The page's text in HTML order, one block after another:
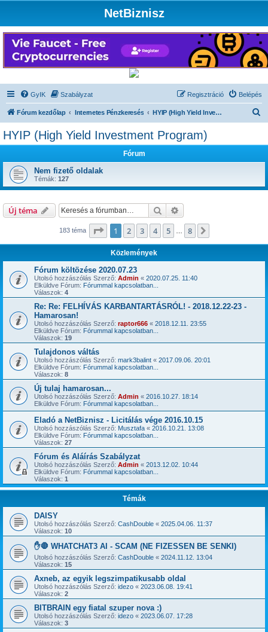
NetBiznisz
GyIK Szabályzat Belépés
Regisztráció
Fórum kezdőlap Internetes Pénzkeresés HYIP (High Yield Investment Program)
HYIP (High Yield Investment Program)
Fórum
Nem fizető oldalak
Témák: 127
Új téma Keresés
183 téma Oldal:1 8
1 2 3 4 5 8
Közlemények
Fórum költözése 2020.07.23
Utolsó hozzászólás Szerző: Admin « 2020.07.25. 11:40
Elküldve Fórum: Fórummal kapcsolatban...
Válaszok: 4
Re: Re: FELHÍVÁS KARBANTARTÁSRÓL! - 2018.12.22-23 -
Hamarosan!
Utolsó hozzászólás Szerző: raptor666 « 2018.12.11. 23:55
Elküldve Fórum: Fórummal kapcsolatban...
Válaszok: 19
Tulajdonos váltás
Utolsó hozzászólás Szerző: mark3balint « 2017.09.06. 20:01
Elküldve Fórum: Fórummal kapcsolatban...
Válaszok: 8
Új tulaj hamarosan...
Utolsó hozzászólás Szerző: Admin « 2016.10.27. 18:14
Elküldve Fórum: Fórummal kapcsolatban...
Eladó a NetBiznisz - Licitálás vége 2016.10.15
Utolsó hozzászólás Szerző: Musztafa « 2016.10.21. 13:08
Elküldve Fórum: Fórummal kapcsolatban...
Válaszok: 27
Fórum és Aláírás Szabályzat
Utolsó hozzászólás Szerző: Admin « 2013.12.02. 10:44
Elküldve Fórum: Fórummal kapcsolatban...
Válaszok: 1
Témák
DAISY
Utolsó hozzászólás Szerző: CashDouble « 2025.04.06. 11:37
Válaszok: 10
✋🛑 WHATCHAT3 AI - SCAM (NE FIZESSEN BE SENKI)
Utolsó hozzászólás Szerző: CashDouble « 2024.11.12. 13:04
Válaszok: 15
Axneb, az egyik legszimpatikusabb oldal
Utolsó hozzászólás Szerző: idezo « 2023.06.08. 19:41
Válaszok: 2
BITBRAIN egy fiatal szuper nova :)
Utolsó hozzászólás Szerző: idezo « 2023.06.07. 17:28
Válaszok: 3